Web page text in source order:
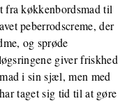
fra køkkenbordsmad til
peberrodscreme, der
og sprøde
giver friskhed
i sin sjæl, men med
taget sig tid til at gøre